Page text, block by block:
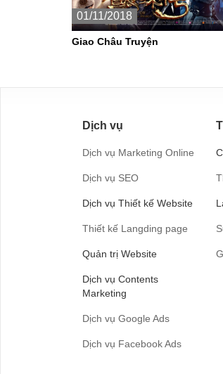
01/11/2018
Giao Châu Truyện
Dịch vụ
Dịch vụ Marketing Online
Dịch vụ SEO
Dịch vụ Thiết kế Website
Thiết kế Langding page
Quản trị Website
Dịch vụ Contents
Marketing
Dịch vụ Google Ads
Dịch vụ Facebook Ads